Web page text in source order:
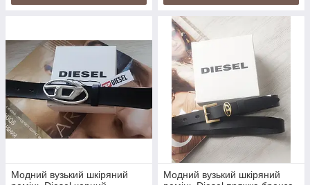
Модний вузький шкіряний
Модний вузький шкіряний